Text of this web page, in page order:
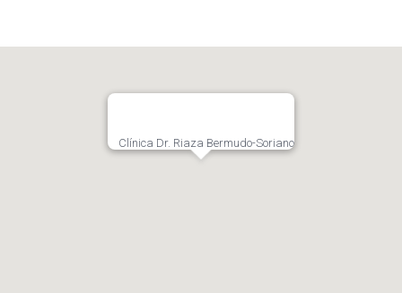
Clínica Dr. Riaza Bermudo-Soriano